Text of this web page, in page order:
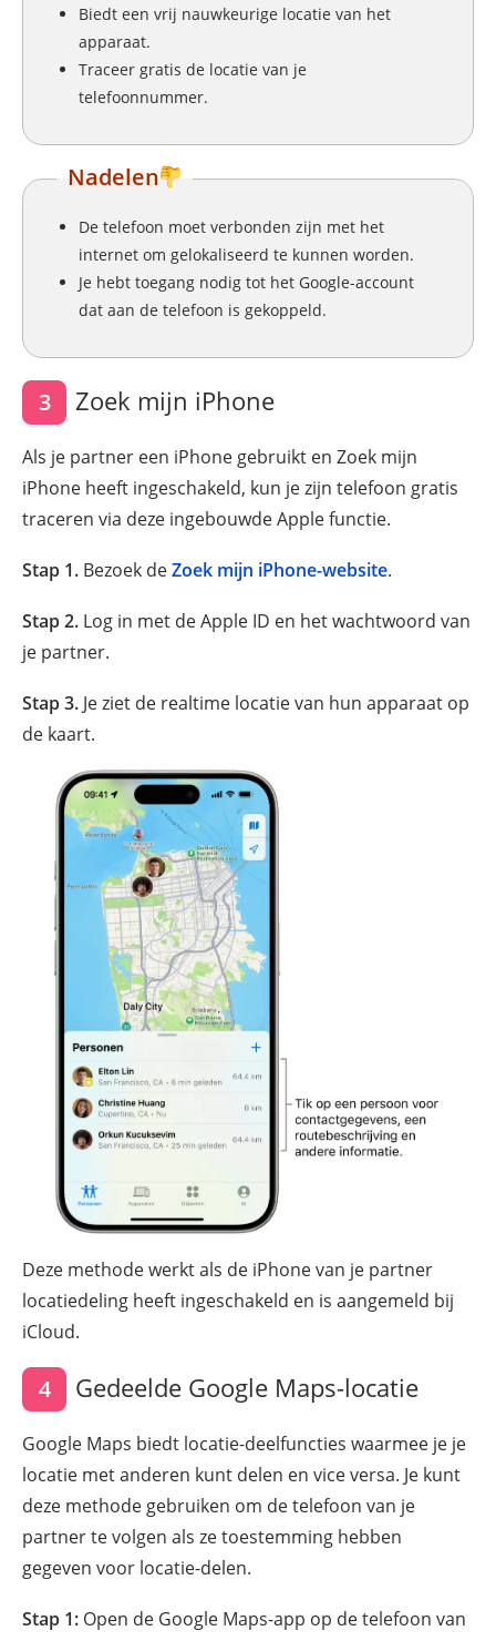
Biedt een vrij nauwkeurige locatie van het
apparaat.
Traceer gratis de locatie van je
telefoonnummer.
Nadelen
De telefoon moet verbonden zijn met het
internet om gelokaliseerd te kunnen worden.
Je hebt toegang nodig tot het Google-account
dat aan de telefoon is gekoppeld.
3 Zoek mijn iPhone
Als je partner een iPhone gebruikt en Zoek mijn
iPhone heeft ingeschakeld, kun je zijn telefoon gratis
traceren via deze ingebouwde Apple functie.
Stap 1. Bezoek deZoek mijn iPhone-website.
Stap 2. Log in met de Apple ID en het wachtwoord van
je partner.
Stap 3. Je ziet de realtime locatie van hun apparaat op
de kaart.
Deze methode werkt als de iPhone van je partner
locatiedeling heeft ingeschakeld en is aangemeld bij
iCloud.
4 Gedeelde Google Maps-locatie
Google Maps biedt locatie-deelfuncties waarmee je je
locatie met anderen kunt delen en vice versa. Je kunt
deze methode gebruiken om de telefoon van je
partner te volgen als ze toestemming hebben
gegeven voor locatie-delen.
Stap 1: Open de Google Maps-app op de telefoon van